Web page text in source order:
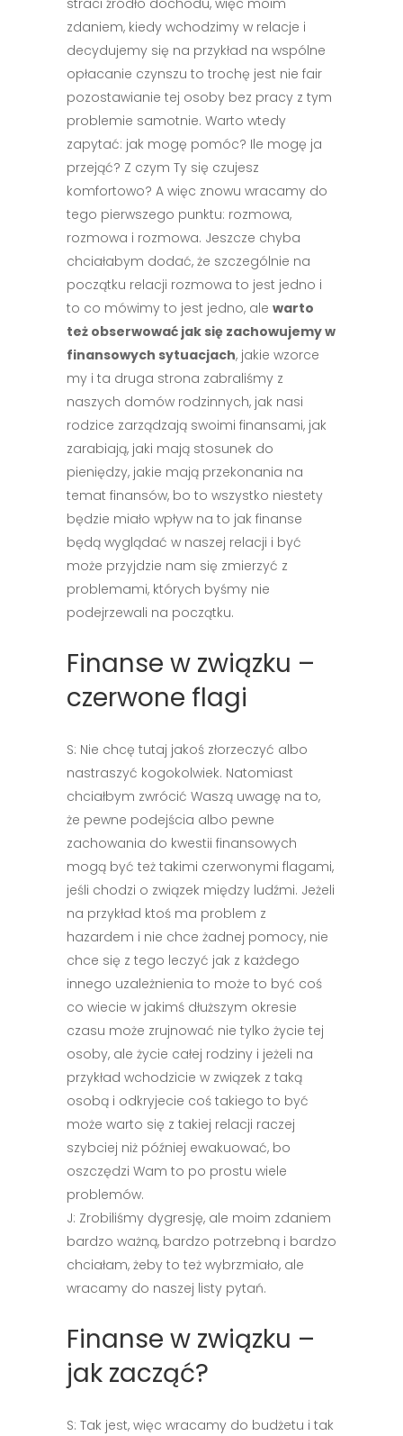
straci źródło dochodu, więc moim
zdaniem, kiedy wchodzimy w relacje i
decydujemy się na przykład na wspólne
opłacanie czynszu to trochę jest nie fair
pozostawianie tej osoby bez pracy z tym
problemie samotnie. Warto wtedy
zapytać: jak mogę pomóc? Ile mogę ja
przejąć? Z czym Ty się czujesz
komfortowo? A więc znowu wracamy do
tego pierwszego punktu: rozmowa,
rozmowa i rozmowa. Jeszcze chyba
chciałabym dodać, że szczególnie na
początku relacji rozmowa to jest jedno i
to co mówimy to jest jedno, ale warto
też obserwować jak się zachowujemy w
finansowych sytuacjach, jakie wzorce
my i ta druga strona zabraliśmy z
naszych domów rodzinnych, jak nasi
rodzice zarządzają swoimi finansami, jak
zarabiają, jaki mają stosunek do
pieniędzy, jakie mają przekonania na
temat finansów, bo to wszystko niestety
będzie miało wpływ na to jak finanse
będą wyglądać w naszej relacji i być
może przyjdzie nam się zmierzyć z
problemami, których byśmy nie
podejrzewali na początku.
Finanse w związku –
czerwone flagi
S: Nie chcę tutaj jakoś złorzeczyć albo
nastraszyć kogokolwiek. Natomiast
chciałbym zwrócić Waszą uwagę na to,
że pewne podejścia albo pewne
zachowania do kwestii finansowych
mogą być też takimi czerwonymi flagami,
jeśli chodzi o związek między ludźmi. Jeżeli
na przykład ktoś ma problem z
hazardem i nie chce żadnej pomocy, nie
chce się z tego leczyć jak z każdego
innego uzależnienia to może to być coś
co wiecie w jakimś dłuższym okresie
czasu może zrujnować nie tylko życie tej
osoby, ale życie całej rodziny i jeżeli na
przykład wchodzicie w związek z taką
osobą i odkryjecie coś takiego to być
może warto się z takiej relacji raczej
szybciej niż później ewakuować, bo
oszczędzi Wam to po prostu wiele
problemów.
J: Zrobiliśmy dygresję, ale moim zdaniem
bardzo ważną, bardzo potrzebną i bardzo
chciałam, żeby to też wybrzmiało, ale
wracamy do naszej listy pytań.
Finanse w związku –
jak zacząć?
S: Tak jest, więc wracamy do budżetu i tak